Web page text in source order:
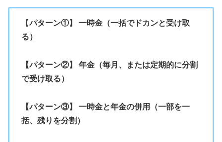
【パターン①】 一時金（一括でドカンと受け取
る）
【パターン②】 年金（毎月、または定期的に分割
で受け取る）
【パターン③】 一時金と年金の併用（一部を一
括、残りを分割）